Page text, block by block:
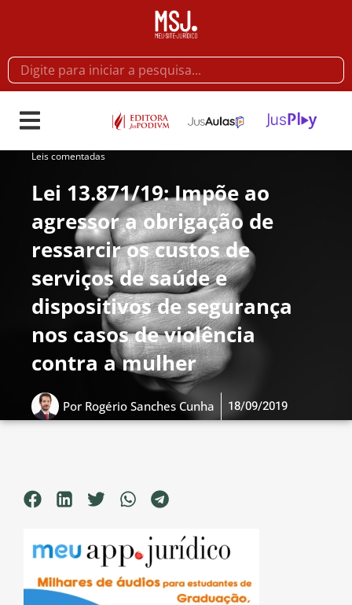
Leis comentadas
Lei 13.871/19: Impõe ao
agressor a obrigação de
ressarcir os custos de
serviços de saúde e
dispositivos de segurança
nos casos de violência
contra a mulher
Por Rogério Sanches Cunha 18/09/2019